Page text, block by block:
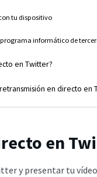
tu dispositivo
informático de
en Twitter?
en directo en
en
y presentar tu